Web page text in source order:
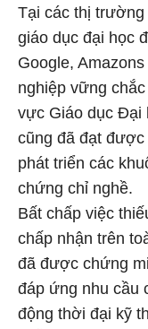
Tại các thị
giáo dục đại học
Google,
nghiệp vững
vực Giáo dục Đại
cũng đã đạt
phát triển các
chứng chỉ nghề.
Bất chấp việc
chấp nhận trên
đã được chứng
đáp ứng nhu cầu
động thời đại kỹ